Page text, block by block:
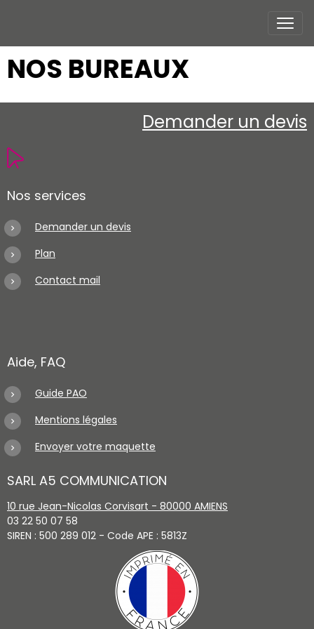
NOS BUREAUX
Demander un devis
Nos services
Demander un devis
Plan
Contact mail
Aide, FAQ
Guide PAO
Mentions légales
Envoyer votre maquette
SARL A5 COMMUNICATION
10 rue Jean-Nicolas Corvisart - 80000 AMIENS
03 22 50 07 58
SIREN : 500 289 012 - Code APE : 5813Z